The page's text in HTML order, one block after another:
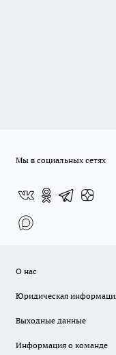
Мы в социальных сетях
О нас
Юридическая
Выходные данные
Информация о команде